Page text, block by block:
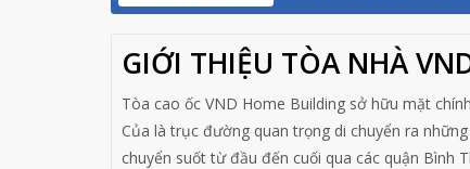
GIỚI THIỆU TÒA NHÀ
Tòa cao ốc VND Home Building sở hữu mặt
Của là trục đường quan trọng di chuyển ra
chuyển suốt từ đầu đến cuối qua các quận Bình